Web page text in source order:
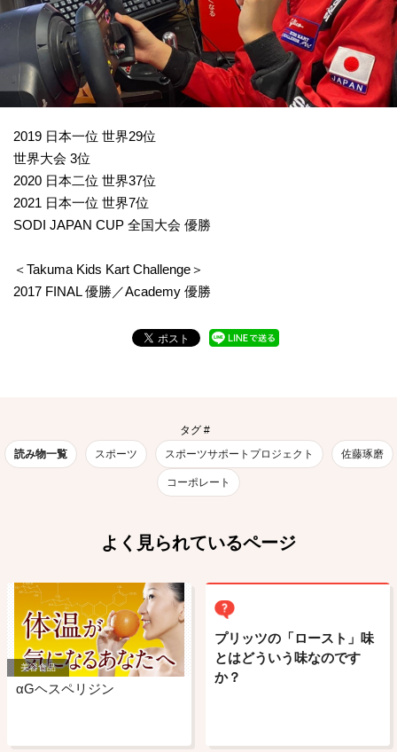
2019 日本一位 世界29位
世界大会 3位
2020 日本二位 世界37位
2021 日本一位 世界7位
SODI JAPAN CUP 全国大会 優勝
＜Takuma Kids Kart Challenge＞
2017 FINAL 優勝／Academy 優勝
タグ #
読み物一覧
スポーツ スポーツサポートプロジェクト 佐藤琢磨
コーポレート
よく見られているページ
美容食品
αGヘスペリジン
プリッツの「ロースト」味
とはどういう味なのです
か？